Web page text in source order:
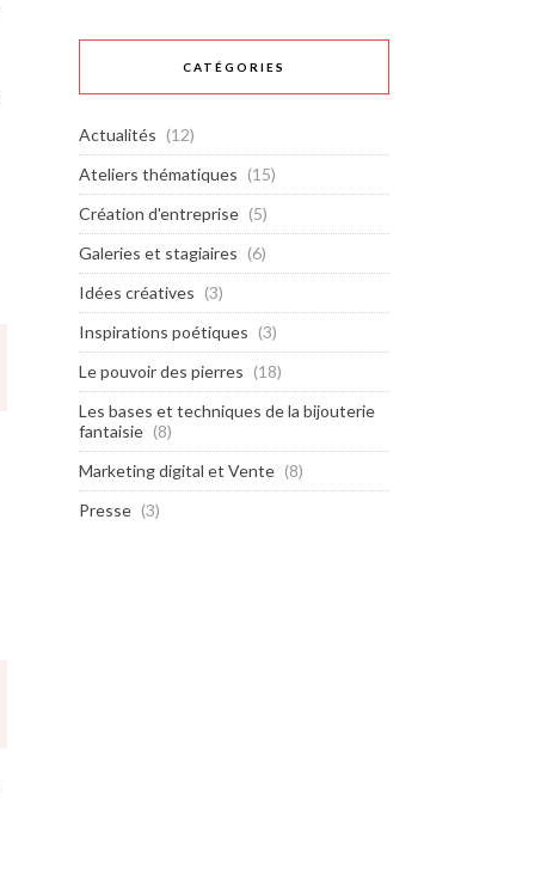
CATÉGORIES
Actualités (12)
Ateliers thématiques (15)
Création d'entreprise (5)
Galeries et stagiaires (6)
Idées créatives (3)
Inspirations poétiques (3)
Le pouvoir des pierres (18)
Les bases et techniques de la bijouterie
fantaisie (8)
Marketing digital et Vente (8)
Presse (3)